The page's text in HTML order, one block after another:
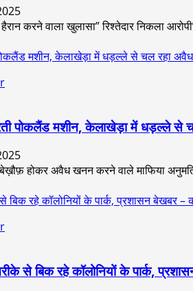
करने वाला खुलासा” रिश्तेदार निकला
पोकलैंड मशीन, केलाखेड़ा में धड़ल्ले से चल रहा
पोकलैंड मशीन, केलाखेड़ा में धड़ल्ले
होकर अवैध खनन करने वाले माफिया
रहे कॉलोनियों के पार्क, प्रशासन बेखबर –
से बिक रहे कॉलोनियों के पार्क,